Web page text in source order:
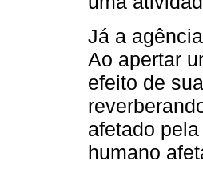
Já a
Ao apertar
efeito de
afetado
humano